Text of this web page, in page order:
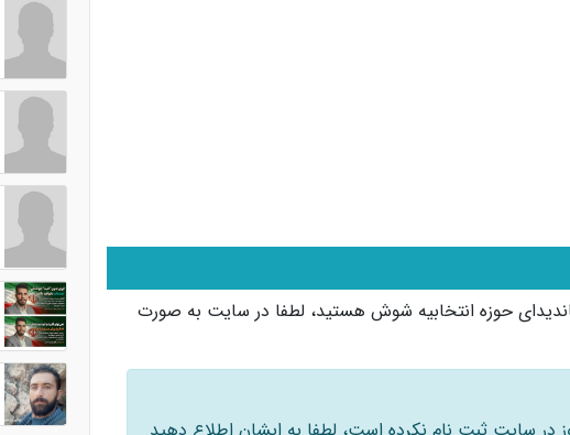
حوزه انتخابیه شوش هستید، لطفا در سایت به صورت